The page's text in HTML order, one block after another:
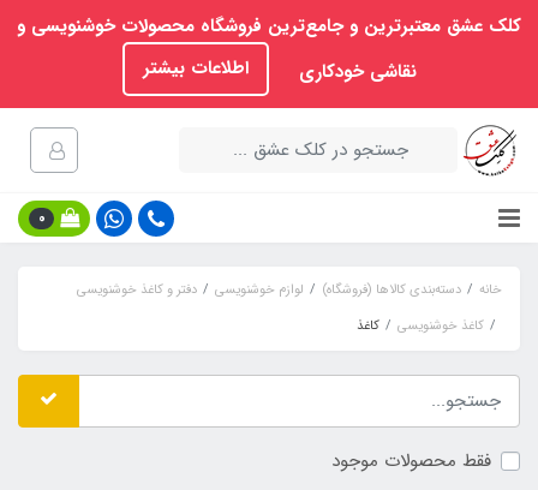
کلک عشق معتبرترین و جامع‌ترین فروشگاه محصولات خوشنویسی و
نقاشی خودکاری
اطلاعات بیشتر
0
خانه دسته‌بندی کالاها (فروشگاه) لوازم خوشنویسی
دفتر و کاغذ خوشنویسی
کاغذ خوشنویسی
کاغذ
فقط محصولات موجود